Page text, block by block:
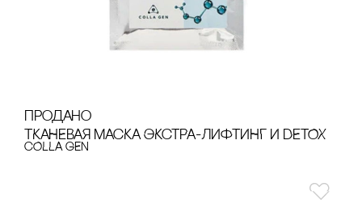
продано
ТКАНЕВАЯ МАсКА ЭКсТРА-ЛИФТИНГ И DETOX
cOLLA GEN